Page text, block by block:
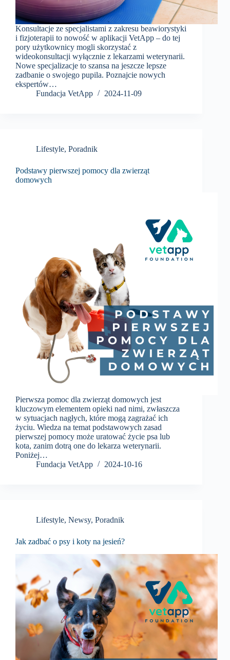
Konsultacje ze specjalistami z zakresu beawiorystyki
i fizjoterapii to nowość w aplikacji VetApp – do tej
pory użytkownicy mogli skorzystać z
wideokonsultacji wyłącznie z lekarzami weterynarii.
Nowe specjalizacje to szansa na jeszcze lepsze
zadbanie o swojego pupila. Poznajcie nowych
ekspertów…
Fundacja VetApp
2024-11-09
Lifestyle, Poradnik
Podstawy pierwszej pomocy dla zwierząt
domowych
Pierwsza pomoc dla zwierząt domowych jest
kluczowym elementem opieki nad nimi, zwłaszcza
w sytuacjach nagłych, które mogą zagrażać ich
życiu. Wiedza na temat podstawowych zasad
pierwszej pomocy może uratować życie psa lub
kota, zanim dotrą one do lekarza weterynarii.
Poniżej…
Fundacja VetApp
2024-10-16
Lifestyle, Newsy, Poradnik
Jak zadbać o psy i koty na jesień?